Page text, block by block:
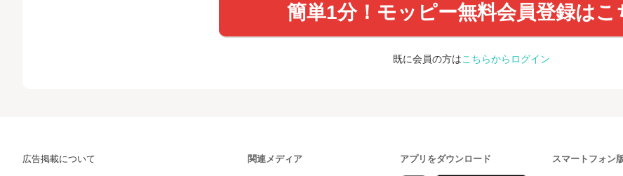
簡単1分！モッピー無料会員登録はこ
既に会員の方はこちらからログイン
広告掲載について 関連メディア アプリをダウンロード スマートフォン